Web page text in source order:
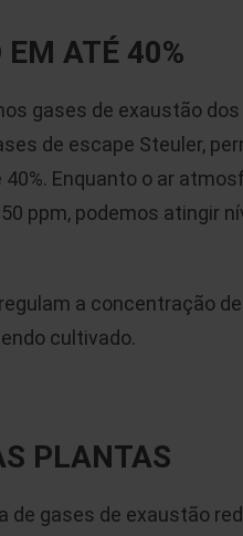
ATÉ 40%
gases de exaustão
de escape Steuler,
Enquanto o ar
ppm, podemos atingir
a concentração de
cultivado.
PLANTAS
gases de exaustão